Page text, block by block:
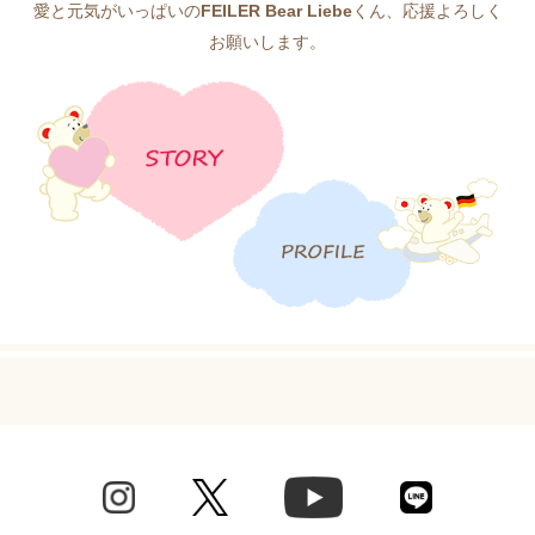
愛と元気がいっぱいのFEILER Bear Liebeくん、応援よろしく
お願いします。